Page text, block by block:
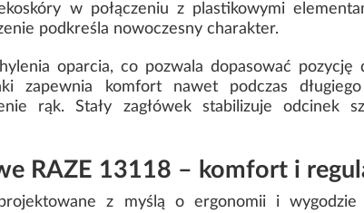
w połączeniu z plastikowymi
podkreśla nowoczesny charakter.
oparcia, co pozwala dopasować pozycję
zapewnia komfort nawet podczas
rąk. Stały zagłówek stabilizuje odcinek
RAZE 13118 – komfort i
z myślą o ergonomii i wygodzie